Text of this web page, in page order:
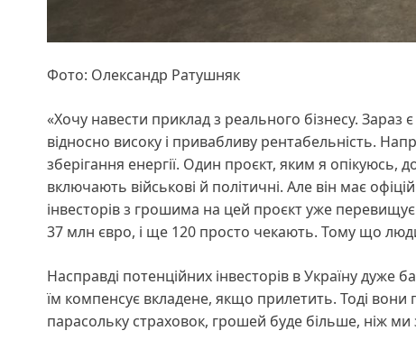
Фото: Олександр Ратушняк
«Хочу навести приклад з реального бізнесу. Зараз
відносно високу і привабливу рентабельність.
зберігання енергії. Один проєкт, яким я опікуюсь,
включають військові й політичні. Але він має
інвесторів з грошима на цей проєкт уже перевищує
37 млн євро, і ще 120 просто чекають. Тому що люди
Насправді потенційних інвесторів в Україну дуже
їм компенсує вкладене, якщо прилетить. Тоді вони
парасольку страховок, грошей буде більше, ніж